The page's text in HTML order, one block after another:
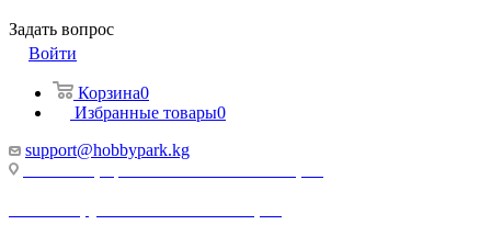
Задать вопрос
Войти
Корзина0
Избранные товары0
support@hobbypark.kg